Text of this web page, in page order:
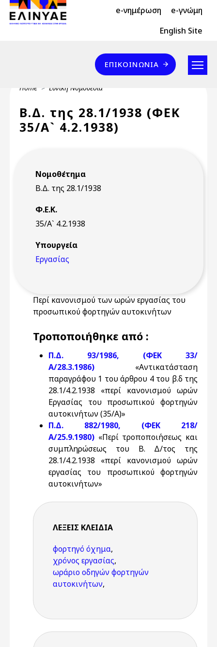
Skip to main content
Header Top 2 e-νημέρωση e-γνώμη
Header Top English Site
Επικοινωνία
ΕΠΙΚΟΙΝΩΝΊΑ
Breadcrumb
Home Εθνική Νομοθεσία
Β.Δ. της 28.1/1938 (ΦΕΚ
35/Α` 4.2.1938)
Νομοθέτημα
Β.Δ. της 28.1/1938
Φ.Ε.Κ.
35/Α` 4.2.1938
Υπουργεία
Εργασίας
Περί κανονισμού των ωρών εργασίας του
προσωπικού φορτηγών αυτοκινήτων
Τροποποιήθηκε από :
Π.Δ. 93/1986, (ΦΕΚ 33/
Α/28.3.1986) «Αντικατάσταση
παραγράφου 1 του άρθρου 4 του β.δ της
28.1/4.2.1938 «περί κανονισμού ωρών
Εργασίας του προσωπικού φορτηγών
αυτοκινήτων (35/Α)»
Π.Δ. 882/1980, (ΦΕΚ 218/
Α/25.9.1980) «Περί τροποποιήσεως και
συμπληρώσεως του Β. Δ/τος της
28.1/4.2.1938 «περί κανονισμού ωρών
εργασίας του προσωπικού φορτηγών
αυτοκινήτων»
ΛΈΞΕΙΣ KΛΕΙΔΙΆ
φορτηγό όχημα,
χρόνος εργασίας,
ωράριο οδηγών φορτηγών
αυτοκινήτων,